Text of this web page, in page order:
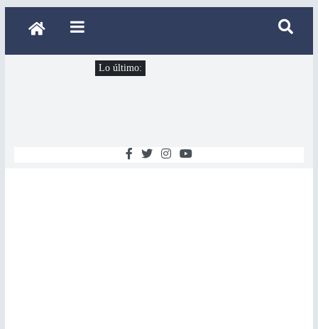
Lo último: